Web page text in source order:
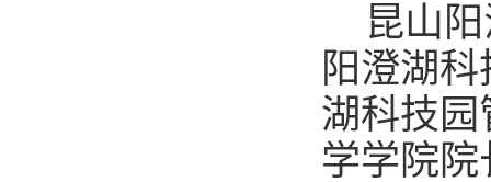
昆山
阳澄湖
湖科技
学学院